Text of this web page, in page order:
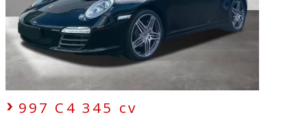
997 C4 345 cv